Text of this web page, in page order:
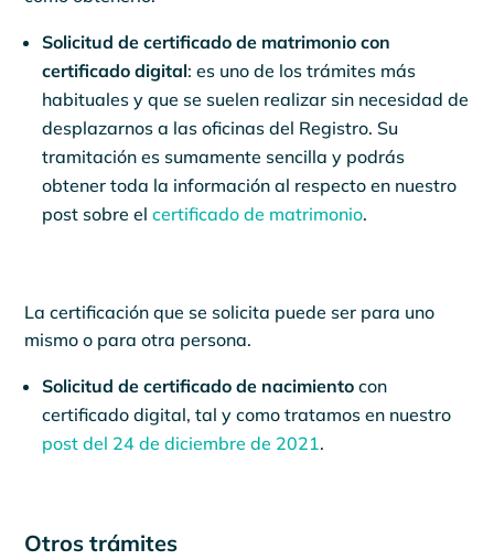
Solicitud de certificado de matrimonio con
certificado digital: es uno de los trámites más
habituales y que se suelen realizar sin necesidad de
desplazarnos a las oficinas del Registro. Su
tramitación es sumamente sencilla y podrás
obtener toda la información al respecto en nuestro
post sobre elcertificado de matrimonio.
La certificación que se solicita puede ser para uno
mismo o para otra persona.
Solicitud de certificado de nacimiento con
certificado digital, tal y como tratamos en nuestro
post del 24 de diciembre de 2021.
Otros trámites